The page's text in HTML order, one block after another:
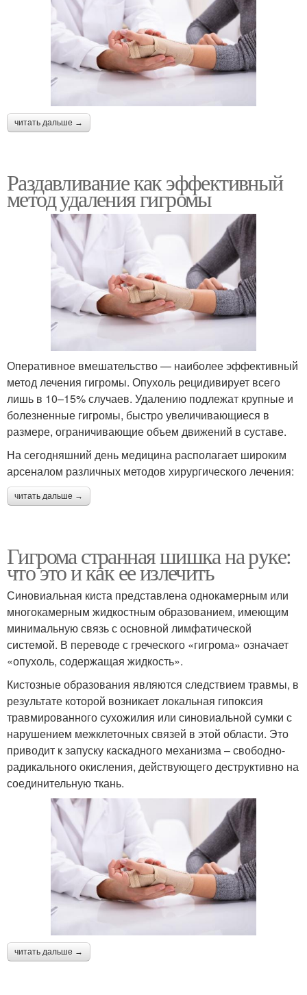
читать дальше →
Раздавливание как эффективный
метод удаления гигромы
Оперативное вмешательство — наиболее эффективный
метод лечения гигромы. Опухоль рецидивирует всего
лишь в 10–15% случаев. Удалению подлежат крупные и
болезненные гигромы, быстро увеличивающиеся в
размере, ограничивающие объем движений в суставе.
На сегодняшний день медицина располагает широким
арсеналом различных методов хирургического лечения:
читать дальше →
Гигрома странная шишка на руке:
что это и как ее излечить
Синовиальная киста представлена однокамерным или
многокамерным жидкостным образованием, имеющим
минимальную связь с основной лимфатической
системой. В переводе с греческого «гигрома» означает
«опухоль, содержащая жидкость».
Кистозные образования являются следствием травмы, в
результате которой возникает локальная гипоксия
травмированного сухожилия или синовиальной сумки с
нарушением межклеточных связей в этой области. Это
приводит к запуску каскадного механизма – свободно-
радикального окисления, действующего деструктивно на
соединительную ткань.
читать дальше →